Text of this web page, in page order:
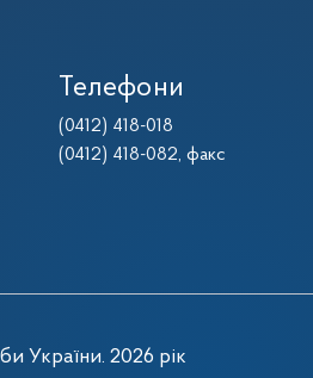
Телефони
(0412) 418-018
(0412) 418-082, факс
України. 2026 рік